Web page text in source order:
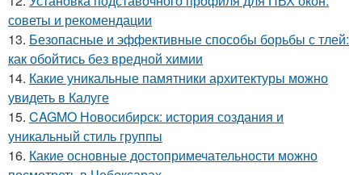
советы и рекомендации
13. Безопасные и эффективные способы борьбы с тлей:
как обойтись без вредной химии
14. Какие уникальные памятники архитектуры можно
увидеть в Калуге
15. CAGMO Новосибирск: история создания и
уникальный стиль группы
16. Какие основные достопримечательности можно